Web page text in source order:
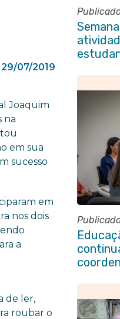
07/2019
Joaquim
na
em sua
sucesso
em
nos dois
a
de ler,
roubar o